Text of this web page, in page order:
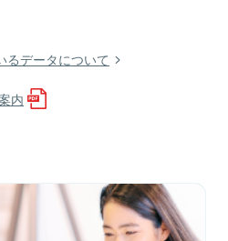
るデータについて
内